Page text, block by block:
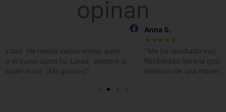
opinan
"Me ha resultado muy fácil realizar este curso, no solo por su
flexibilidad horaria gracias a los vídeo cursos, sino que los
explican de una manera muy didáctica. Muy recomendable"